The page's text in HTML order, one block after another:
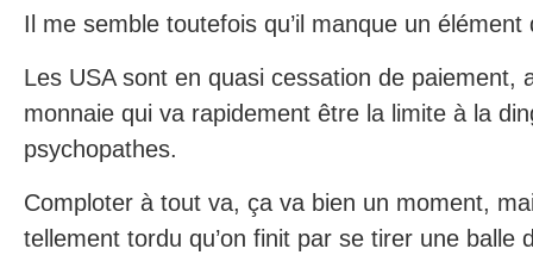
Il me semble toutefois qu’il manque un
Les USA sont en quasi cessation de paiement,
monnaie qui va rapidement être la limite à la
psychopathes.
Comploter à tout va, ça va bien un moment,
tellement tordu qu’on finit par se tirer une balle